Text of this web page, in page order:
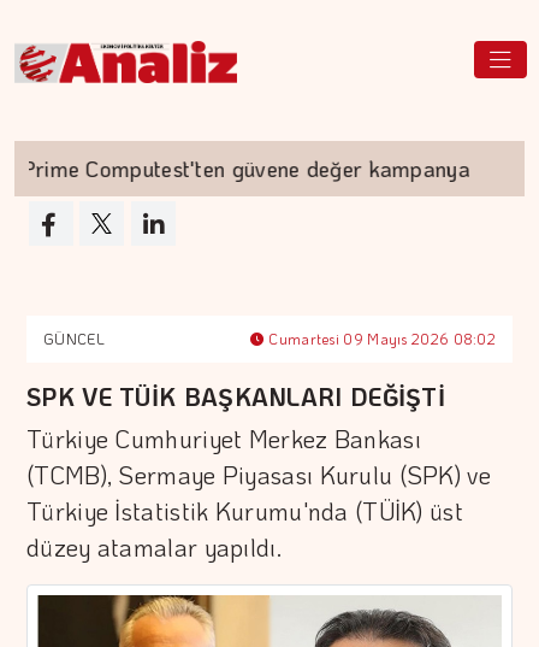
Computest'ten güvene değer kampanya
GÜNCEL Cumartesi 09 Mayıs 2026 08:02
SPK VE TÜİK BAŞKANLARI DEĞİŞTİ
Türkiye Cumhuriyet Merkez Bankası
(TCMB), Sermaye Piyasası Kurulu (SPK) ve
Türkiye İstatistik Kurumu'nda (TÜİK) üst
düzey atamalar yapıldı.